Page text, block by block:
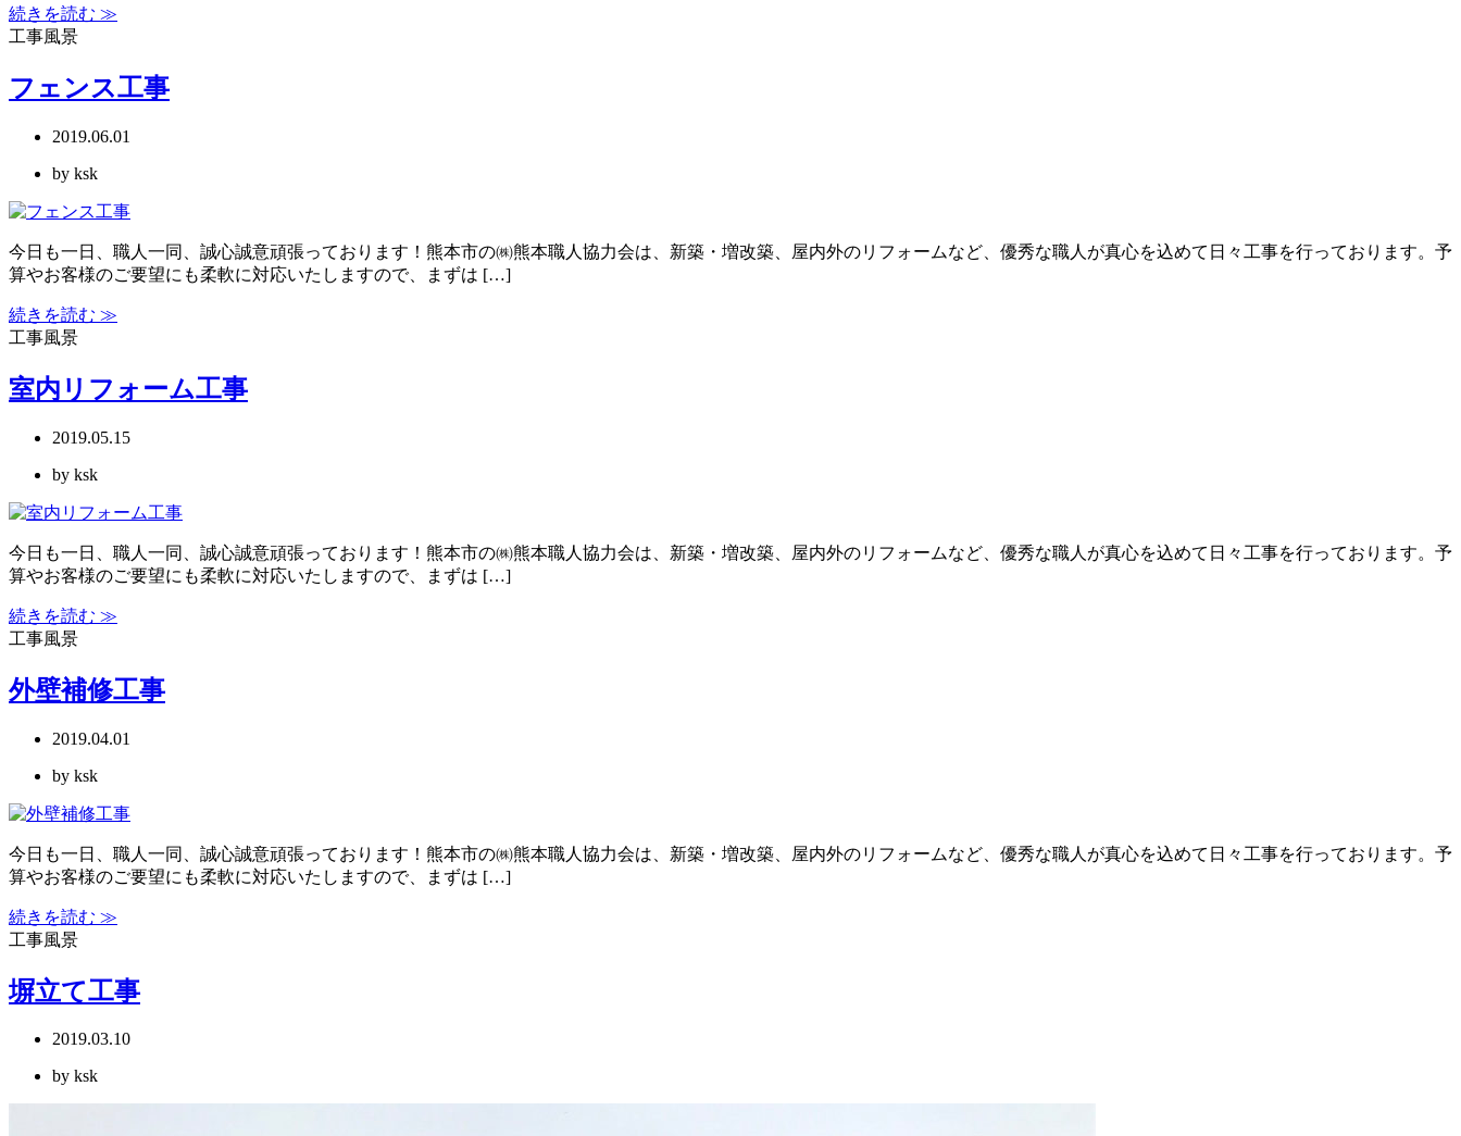
続きを読む ≫
工事風景
フェンス工事
2019.06.01
by ksk
今日も一日、職人一同、誠心誠意頑張っております！熊本市の㈱熊本職人協力会は、新築・増改築、屋内外のリフォームなど、優秀な職人が真心を込めて日々工事を行っております。予
算やお客様のご要望にも柔軟に対応いたしますので、まずは […]
続きを読む ≫
工事風景
室内リフォーム工事
2019.05.15
by ksk
今日も一日、職人一同、誠心誠意頑張っております！熊本市の㈱熊本職人協力会は、新築・増改築、屋内外のリフォームなど、優秀な職人が真心を込めて日々工事を行っております。予
算やお客様のご要望にも柔軟に対応いたしますので、まずは […]
続きを読む ≫
工事風景
外壁補修工事
2019.04.01
by ksk
今日も一日、職人一同、誠心誠意頑張っております！熊本市の㈱熊本職人協力会は、新築・増改築、屋内外のリフォームなど、優秀な職人が真心を込めて日々工事を行っております。予
算やお客様のご要望にも柔軟に対応いたしますので、まずは […]
続きを読む ≫
工事風景
塀立て工事
2019.03.10
by ksk